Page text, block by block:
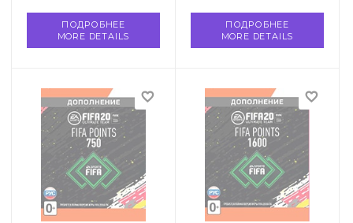
ПОДРОБНЕЕ
MORE DETAILS
ПОДРОБНЕЕ
MORE DETAILS
favorite_border favorite_border